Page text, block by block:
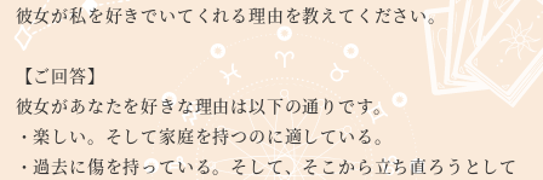
彼女が私を好きでいてくれる理由を教えてください。
【ご回答】
彼女があなたを好きな理由は以下の通りです。
・楽しい。そして家庭を持つのに適している。
・過去に傷を持っている。そして、そこから立ち直ろうとして